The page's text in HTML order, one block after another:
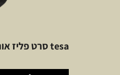
tesa סרט פליז אוניברסלי 51608